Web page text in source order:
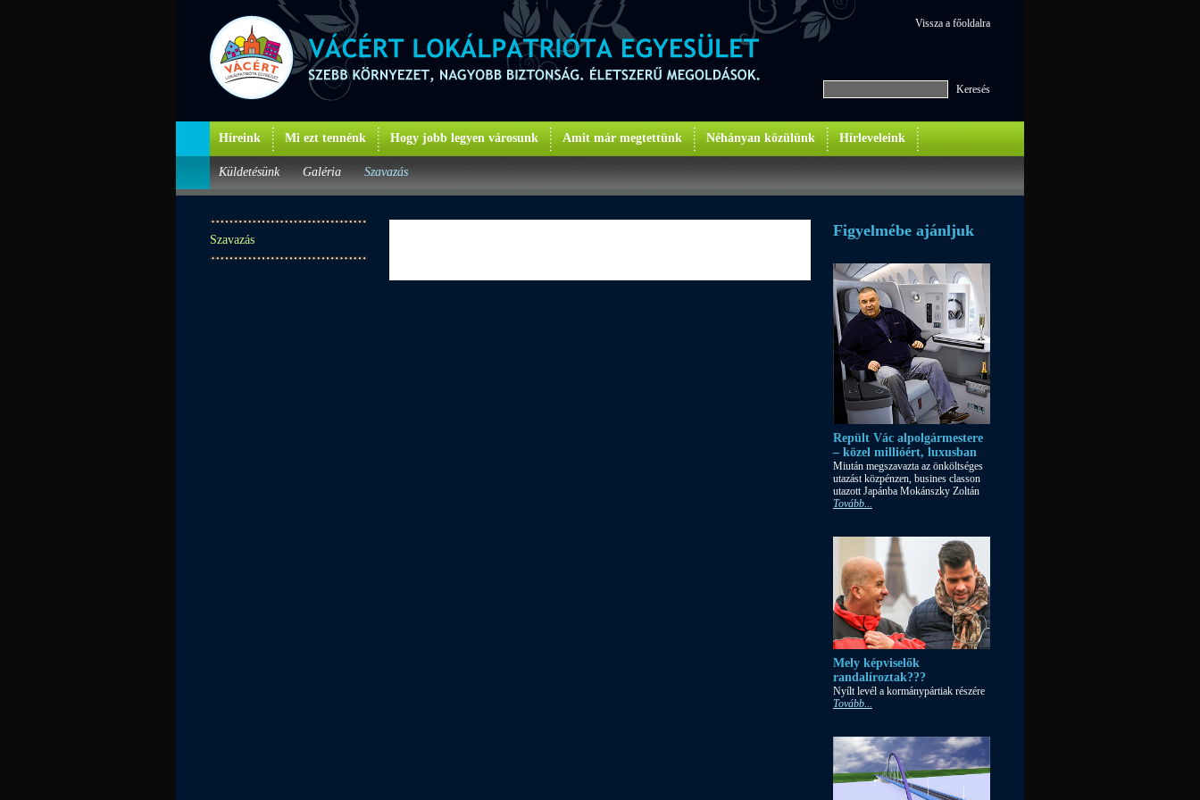
Vissza a főoldalra
Keresés
Híreink Mi ezt tennénk Hogy jobb legyen városunk Amit már megtettünk Néhányan közülünk Hírleveleink
Küldetésünk Galéria Szavazás
Szavazás
Figyelmébe ajánljuk
Repült Vác alpolgármestere
– közel millióért, luxusban
Miután megszavazta az önköltséges
utazást közpénzen, busines classon
utazott Japánba Mokánszky Zoltán
Tovább...
Mely képviselők
randalíroztak???
Nyílt levél a kormánypártiak részére
Tovább...